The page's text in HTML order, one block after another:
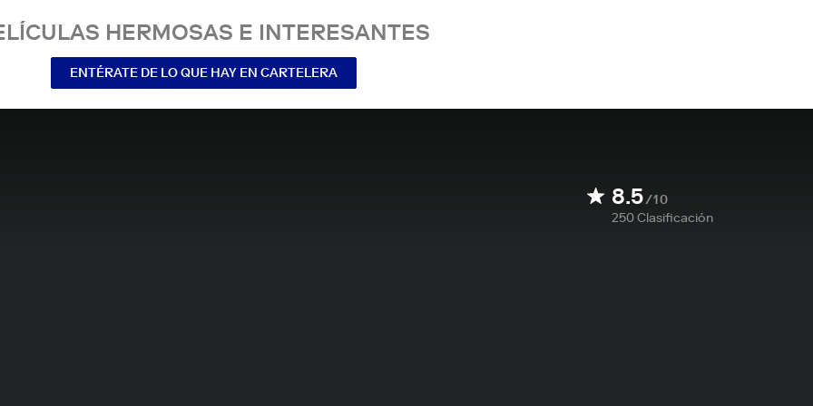
HERMOSAS E INTERESANTES
ENTÉRATE DE LO QUE HAY EN CARTELERA
8.5/10
250Clasificación